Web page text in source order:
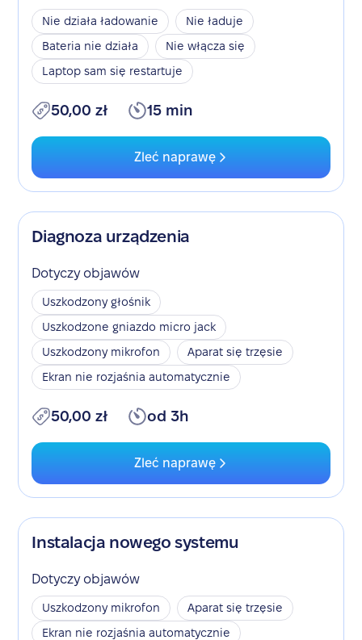
Nie działa ładowanie
Nie ładuje
Bateria nie działa
Nie włącza się
Laptop sam się restartuje
50,00 zł 15 min
Zleć naprawę
Diagnoza urządzenia
Dotyczy objawów
Uszkodzony głośnik
Uszkodzone gniazdo micro jack
Uszkodzony mikrofon
Aparat się trzęsie
Ekran nie rozjaśnia automatycznie
50,00 zł od 3h
Zleć naprawę
Instalacja nowego systemu
Dotyczy objawów
Uszkodzony mikrofon
Aparat się trzęsie
Ekran nie rozjaśnia automatycznie